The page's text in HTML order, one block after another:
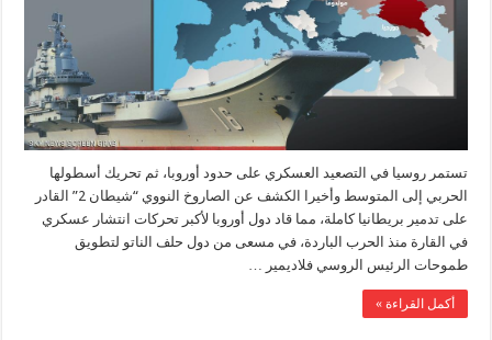
تستمر روسيا في التصعيد العسكري على حدود أوروبا، ثم تحريك أسطولها
الحربي إلى المتوسط وأخيرا الكشف عن الصاروخ النووي “شيطان 2” القادر
على تدمير بريطانيا كاملة، مما قاد دول أوروبا لأكبر تحركات انتشار عسكري
في القارة منذ الحرب الباردة، في مسعى من دول حلف الناتو لتطويق
طموحات الرئيس الروسي فلاديمير …
أكمل القراءة »